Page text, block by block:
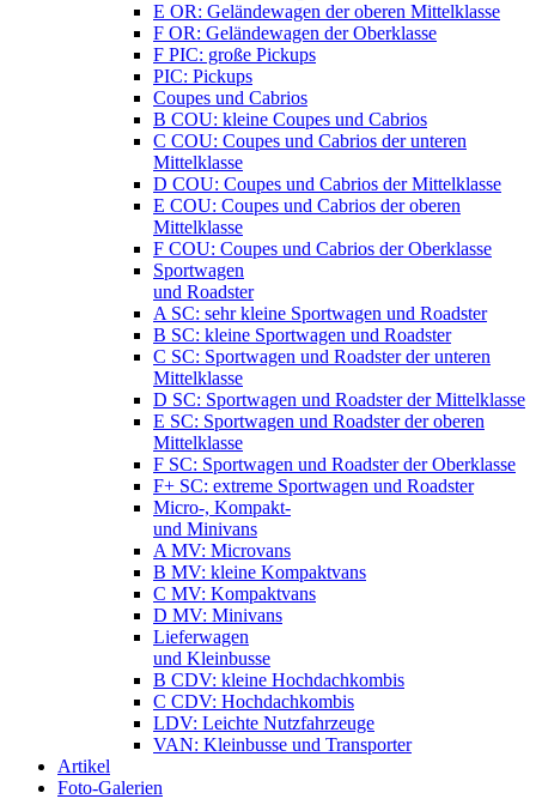
E OR: Geländewagen der oberen Mittelklasse
F OR: Geländewagen der Oberklasse
F PIC: große Pickups
PIC: Pickups
Coupes und Cabrios
B COU: kleine Coupes und Cabrios
C COU: Coupes und Cabrios der unteren
Mittelklasse
D COU: Coupes und Cabrios der Mittelklasse
E COU: Coupes und Cabrios der oberen
Mittelklasse
F COU: Coupes und Cabrios der Oberklasse
Sportwagen
und Roadster
A SC: sehr kleine Sportwagen und Roadster
B SC: kleine Sportwagen und Roadster
C SC: Sportwagen und Roadster der unteren
Mittelklasse
D SC: Sportwagen und Roadster der Mittelklasse
E SC: Sportwagen und Roadster der oberen
Mittelklasse
F SC: Sportwagen und Roadster der Oberklasse
F+ SC: extreme Sportwagen und Roadster
Micro-, Kompakt-
und Minivans
A MV: Microvans
B MV: kleine Kompaktvans
C MV: Kompaktvans
D MV: Minivans
Lieferwagen
und Kleinbusse
B CDV: kleine Hochdachkombis
C CDV: Hochdachkombis
LDV: Leichte Nutzfahrzeuge
VAN: Kleinbusse und Transporter
Artikel
Foto-Galerien